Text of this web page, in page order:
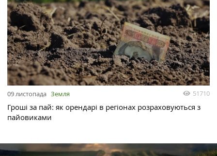
09 листопада Земля 51710
Гроші за пай: як орендарі в регіонах розраховуються з
пайовиками